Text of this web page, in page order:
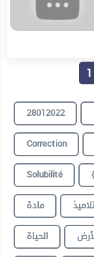
1
28012022
Correction
Solubilité
مادة
الحياة